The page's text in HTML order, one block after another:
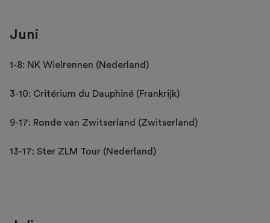
Juni
1-8: NK Wielrennen (Nederland)
3-10: Critérium du Dauphiné (Frankrijk)
9-17: Ronde van Zwitserland (Zwitserland)
13-17: Ster ZLM Tour (Nederland)